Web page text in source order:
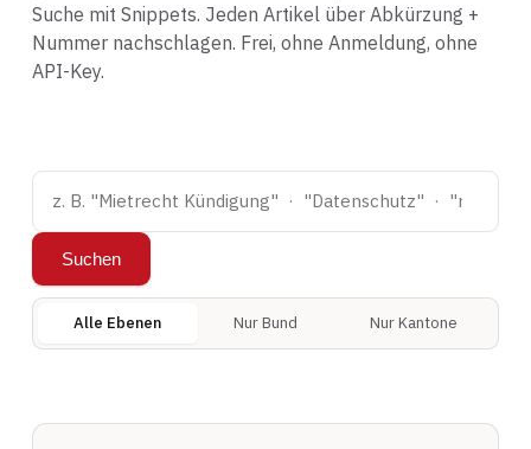
Suche mit Snippets. Jeden Artikel über Abkürzung +
Nummer nachschlagen. Frei, ohne Anmeldung, ohne
API-Key.
Suchen
Alle Ebenen Nur Bund Nur Kantone